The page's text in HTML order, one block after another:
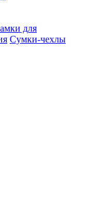
для
Сумки-чехлы